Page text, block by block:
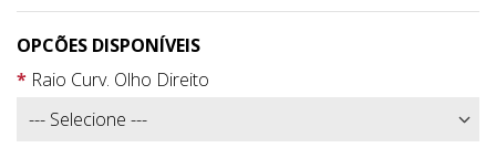
OPCÕES DISPONÍVEIS
Raio Curv. Olho Direito